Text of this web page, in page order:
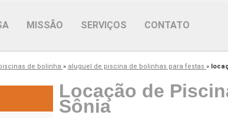
MISSÃO SERVIÇOS CONTATO
de bolinha » aluguel de piscina de bolinhas para festas »
Locação de
Sônia